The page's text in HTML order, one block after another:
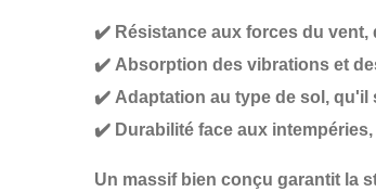
✔️ Résistance aux forces du vent,
✔️ Absorption des vibrations et
✔️ Adaptation au type de sol , qu'il
✔️ Durabilité face aux intempéries
Un massif bien conçu garantit la